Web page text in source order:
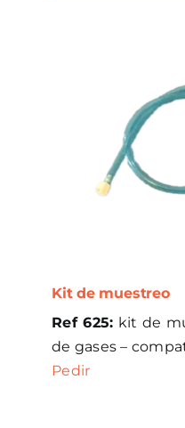
Kit de muestreo
Ref 625: kit de
de gases –
Pedir